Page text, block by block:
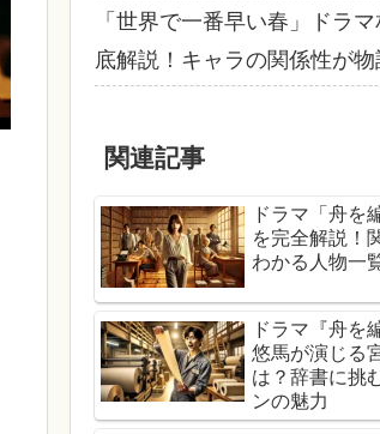
「世界で一番早い春」ドラ
底解説！キャラの関係性が物
関連記事
ドラマ「舟を
を完全解説！
わかる人物一
ドラマ『舟を
悠馬が演じる
は？辞書に挑
ンの魅力